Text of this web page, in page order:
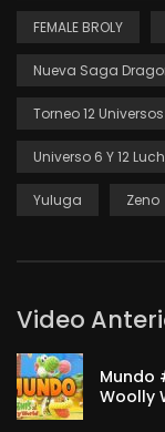
FEMALE BROLY
Nueva Saga
Torneo 12 Universos
Universo 6 Y 12
Yuluga Zeno
Video
Mundo
Woolly